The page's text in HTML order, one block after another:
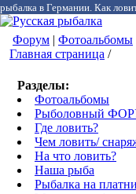
рыбалка в Германии. Как
Форум | Фотоальбомы
Главная страница /
Разделы:
Фотоальбомы
Рыболовный
Где ловить?
Чем ловить/
На что ловить?
Наша рыба
Рыбалка на